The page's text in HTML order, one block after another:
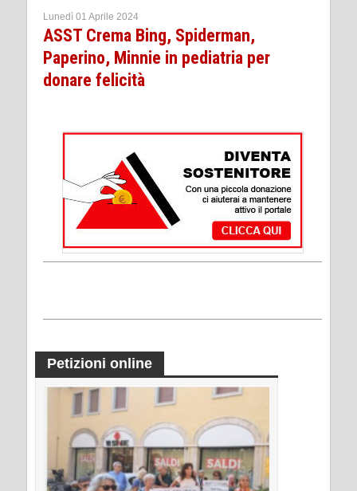
Lunedì 01 Aprile 2024
ASST Crema Bing, Spiderman,
Paperino, Minnie in pediatria per
donare felicità
Petizioni online